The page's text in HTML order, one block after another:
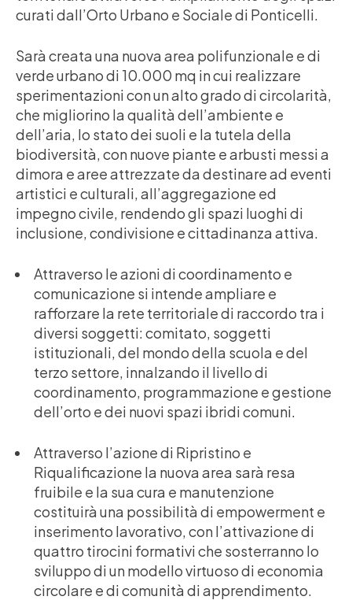
curati dall’Orto Urbano e Sociale di Ponticelli.
Sarà creata una nuova area polifunzionale e di
verde urbano di 10.000 mq in cui realizzare
sperimentazioni con un alto grado di circolarità,
che migliorino la qualità dell’ambiente e
dell’aria, lo stato dei suoli e la tutela della
biodiversità, con nuove piante e arbusti messi a
dimora e aree attrezzate da destinare ad eventi
artistici e culturali, all’aggregazione ed
impegno civile, rendendo gli spazi luoghi di
inclusione, condivisione e cittadinanza attiva.
Attraverso le azioni di coordinamento e
comunicazione si intende ampliare e
rafforzare la rete territoriale di raccordo tra i
diversi soggetti: comitato, soggetti
istituzionali, del mondo della scuola e del
terzo settore, innalzando il livello di
coordinamento, programmazione e gestione
dell’orto e dei nuovi spazi ibridi comuni.
Attraverso l’azione di Ripristino e
Riqualificazione la nuova area sarà resa
fruibile e la sua cura e manutenzione
costituirà una possibilità di empowerment e
inserimento lavorativo, con l’attivazione di
quattro tirocini formativi che sosterranno lo
sviluppo di un modello virtuoso di economia
circolare e di comunità di apprendimento.